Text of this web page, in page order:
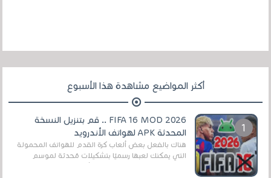
أكثر المواضيع مشاهدة هذا الأسبوع
FIFA 16 MOD 2026 .. قم بتنزيل النسخة
المحدثة APK لهواتف الأندرويد
هناك بالفعل بعض ألعاب كرة القدم للهواتف المحمولة
التي يمكنك لعبها رسميًا بتشكيلات مُحدثة لموسم